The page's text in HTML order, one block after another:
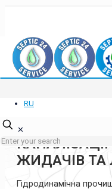
Відгуки клієнтів про нас
Політика конфіденційності
RU
✕
ПРОЧИСТКА
КАНАЛІЗАЦІЇ
ЖИДАЧІВ ТА
Гідродинамічна